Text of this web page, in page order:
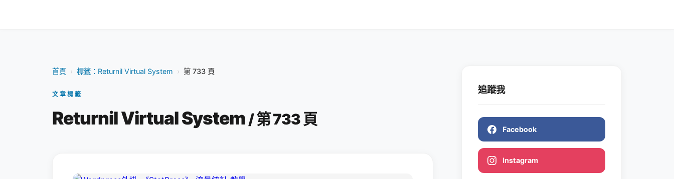
首頁 › 標籤：Returnil Virtual System › 第 733 頁
文章標籤
Returnil Virtual System / 第 733 頁
追蹤我
Facebook
Instagram